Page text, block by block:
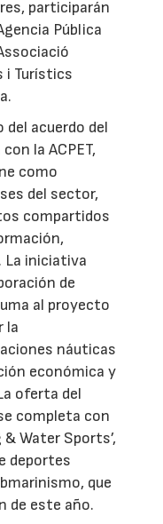
participarán
Pública
i Turístics
acuerdo del
la ACPET,
como
del sector,
compartidos
La iniciativa
de
al proyecto
la
náuticas
económica y
oferta del
completa con
Water Sports’,
deportes
que
de este año.